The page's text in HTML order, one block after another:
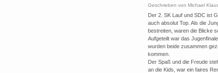
Geschrieben von Michael
Der 2. SK Lauf und SDC ist
auch absolut Top. Als die
bestreiten, waren die Blicke
Aufgeteilt war das
wurden beide zusammen
kommen.
Der Spaß und die Freude
an die Kids, war ein faires